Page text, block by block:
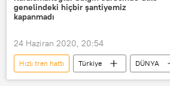
genelindeki hiçbir şantiyemiz
kapanmadı
24 Haziran 2020, 20:54
Hızlı tren hattı Türkiye
DÜNYA
Haberler
Adil Karaismailoğlu